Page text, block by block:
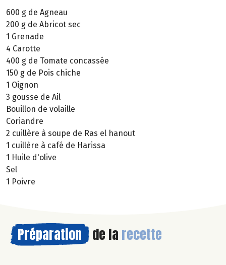
600 g de Agneau
200 g de Abricot sec
1 Grenade
4 Carotte
400 g de Tomate concassée
150 g de Pois chiche
1 Oignon
3 gousse de Ail
Bouillon de volaille
Coriandre
2 cuillère à soupe de Ras el hanout
1 cuillère à café de Harissa
1 Huile d'olive
Sel
1 Poivre
Préparation de la recette